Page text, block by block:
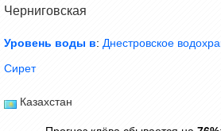
Черниговская
Уровень воды в: Днестровское
Сирет
Казахстан